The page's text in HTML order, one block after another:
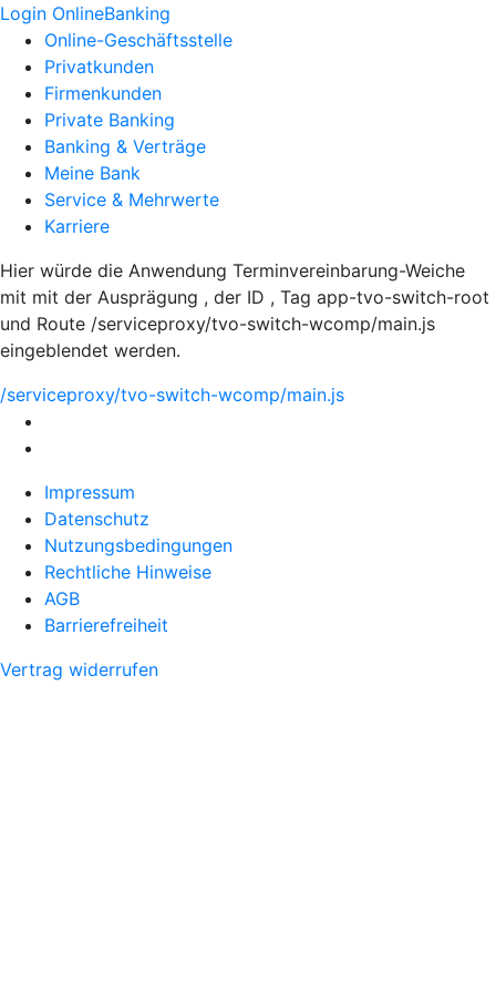
Login OnlineBanking
Online-Geschäftsstelle
Privatkunden
Firmenkunden
Private Banking
Banking & Verträge
Meine Bank
Service & Mehrwerte
Karriere
Hier würde die Anwendung Terminvereinbarung-Weiche
mit mit der Ausprägung , der ID , Tag app-tvo-switch-root
und Route /serviceproxy/tvo-switch-wcomp/main.js
eingeblendet werden.
/serviceproxy/tvo-switch-wcomp/main.js
Impressum
Datenschutz
Nutzungsbedingungen
Rechtliche Hinweise
AGB
Barrierefreiheit
Vertrag widerrufen